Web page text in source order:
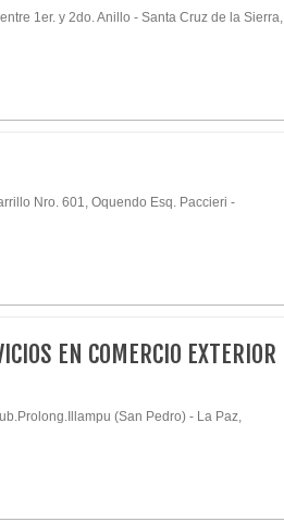
1er. y 2do. Anillo - Santa Cruz de la Sierra,
Nro. 601, Oquendo Esq. Paccieri -
EN COMERCIO EXTERIOR
(San Pedro) - La Paz,